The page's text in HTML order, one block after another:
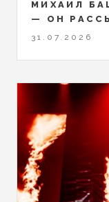
МИХАИЛ
— ОН
31.07.2026